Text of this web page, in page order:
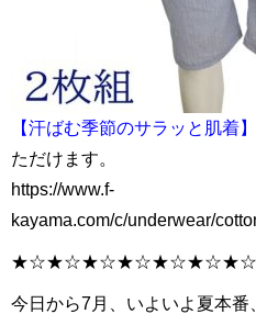
【汗ばむ季節のサラッと肌着
ただけます。
https://www.f-
kayama.com/c/underwear/
今日から7月、いよいよ夏本番